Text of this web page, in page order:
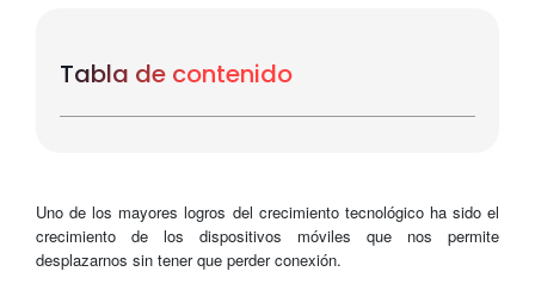
Tabla de contenido
Uno de los mayores logros del crecimiento tecnológico ha sido el
crecimiento de los dispositivos móviles que nos permite
desplazarnos sin tener que perder conexión.